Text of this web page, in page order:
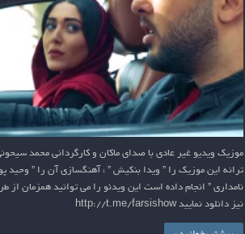
موزیک ویدیو غیر عادی با صدای ماکان و کارگردانی محمد
ترانه این موزیک را ” ویدا بنکیش ” ، آهنگسازی آن را ” وحید
نامداری ” انجام داده است این ویدئو را می توانید همزمان از
نیز دانلود نمایید http://t.me/farsishow